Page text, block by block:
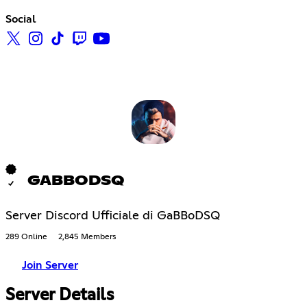
Social
GABBODSQ
Server Discord Ufficiale di GaBBoDSQ
289 Online 2,845 Members
Join Server
Server Details